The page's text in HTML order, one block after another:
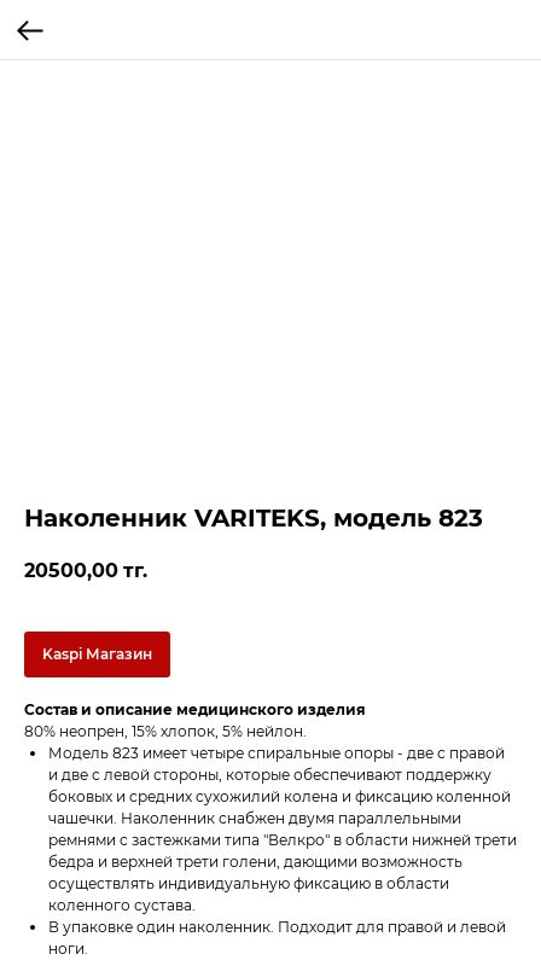
Наколенник VARITEKS, модель 823
20500,00 тг.
Kaspi Магазин
Состав и описание медицинского изделия
80% неопрен, 15% хлопок, 5% нейлон.
Модель 823 имеет четыре спиральные опоры - две с правой
и две с левой стороны, которые обеспечивают поддержку
боковых и средних сухожилий колена и фиксацию коленной
чашечки. Наколенник снабжен двумя параллельными
ремнями с застежками типа "Велкро" в области нижней трети
бедра и верхней трети голени, дающими возможность
осуществлять индивидуальную фиксацию в области
коленного сустава.
В упаковке один наколенник. Подходит для правой и левой
ноги.